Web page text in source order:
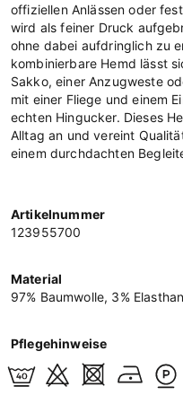
offiziellen Anlässen oder
wird als feiner Druck
ohne dabei aufdringlich zu
kombinierbare Hemd lässt
Sakko, einer Anzugweste
mit einer Fliege und einem
echten Hingucker. Dieses
Alltag an und vereint
einem durchdachten
Artikelnummer
123955700
Material
97% Baumwolle, 3% Elasthan
Pflegehinweise